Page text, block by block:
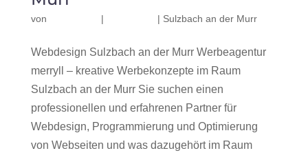
von | | Sulzbach an der Murr
Webdesign Sulzbach an der Murr Werbeagentur
merryll – kreative Werbekonzepte im Raum
Sulzbach an der Murr Sie suchen einen
professionellen und erfahrenen Partner für
Webdesign, Programmierung und Optimierung
von Webseiten und was dazugehört im Raum